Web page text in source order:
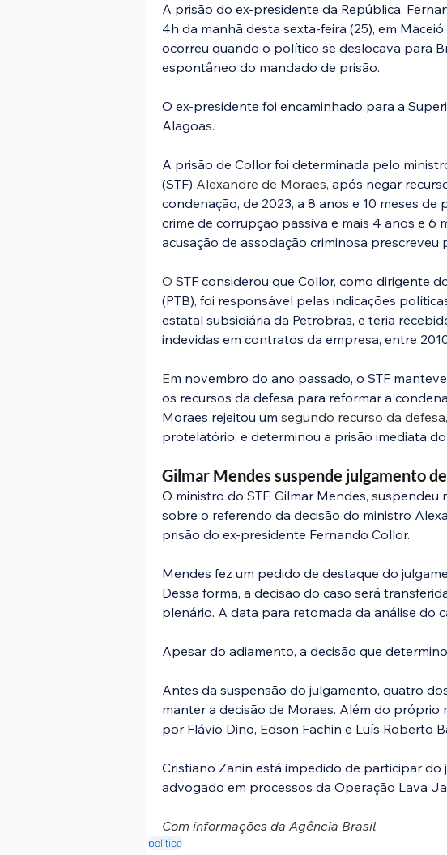
A prisão do ex-presidente da República,
4h da manhã desta sexta-feira (25), em
ocorreu quando o político se deslocava para
espontâneo do mandado de prisão.
O ex-presidente foi encaminhado para a
Alagoas.
A prisão de Collor foi determinada pelo
(STF) Alexandre de Moraes, após negar
condenação, de 2023, a 8 anos e 10 meses
crime de corrupção passiva e mais 4 anos e 6
acusação de associação criminosa
O STF considerou que Collor, como dirigente
(PTB), foi responsável pelas indicações
estatal subsidiária da Petrobras, e teria
indevidas em contratos da empresa, entre
Em novembro do ano passado, o STF
os recursos da defesa para reformar a
Moraes rejeitou um segundo recurso da defesa,
protelatório, e determinou a prisão imediata
Gilmar Mendes suspende julgamento
O ministro do STF, Gilmar Mendes,
sobre o referendo da decisão do ministro
prisão do ex-presidente Fernando Collor.
Mendes fez um pedido de destaque do
Dessa forma, a decisão do caso será
plenário. A data para retomada da análise do
Apesar do adiamento, a decisão que
Antes da suspensão do julgamento, quatro
manter a decisão de Moraes. Além do
por Flávio Dino, Edson Fachin e Luís Roberto
Cristiano Zanin está impedido de participar
advogado em processos da Operação Lava
Com informações da Agência Brasil
política